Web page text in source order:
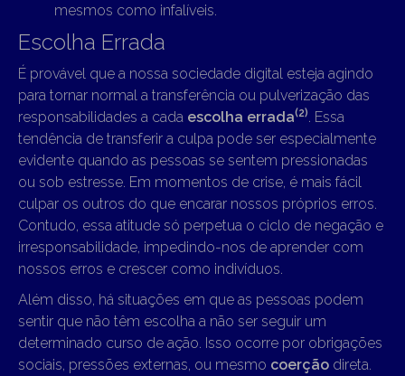
mesmos como infalíveis.
Escolha Errada
É provável que a nossa sociedade digital esteja agindo
para tornar normal a transferência ou pulverização das
responsabilidades a cada escolha errada(2)
. Essa
tendência de transferir a culpa pode ser especialmente
evidente quando as pessoas se sentem pressionadas
ou sob estresse. Em momentos de crise, é mais fácil
culpar os outros do que encarar nossos próprios erros.
Contudo, essa atitude só perpetua o ciclo de negação e
irresponsabilidade, impedindo-nos de aprender com
nossos erros e crescer como indivíduos.
Além disso, há situações em que as pessoas podem
sentir que não têm escolha a não ser seguir um
determinado curso de ação. Isso ocorre por obrigações
sociais, pressões externas, ou mesmo coerção direta.